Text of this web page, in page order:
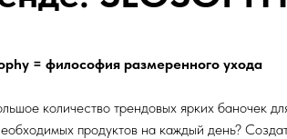
= философия размеренного ухода
количество трендовых ярких баночек
продуктов на каждый день?